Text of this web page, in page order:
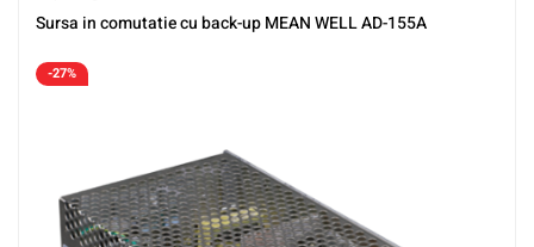
Sursa in comutatie cu back-up MEAN WELL AD-155A
-27%